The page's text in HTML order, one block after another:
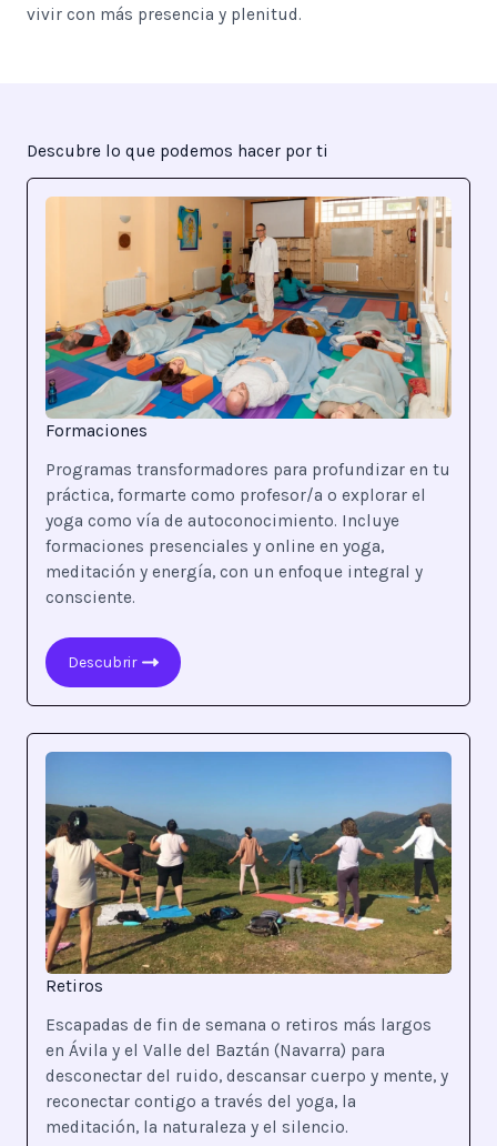
vivir con más presencia y plenitud.
Descubre lo que podemos hacer por ti
Formaciones
Programas transformadores para profundizar en tu
práctica, formarte como profesor/a o explorar el
yoga como vía de autoconocimiento. Incluye
formaciones presenciales y online en yoga,
meditación y energía, con un enfoque integral y
consciente.
Descubrir
Retiros
Escapadas de fin de semana o retiros más largos
en Ávila y el Valle del Baztán (Navarra) para
desconectar del ruido, descansar cuerpo y mente, y
reconectar contigo a través del yoga, la
meditación, la naturaleza y el silencio.